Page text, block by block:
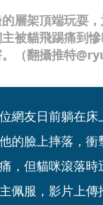
層架頂端玩耍
被貓飛踢痛到
（翻攝推特
網友日前躺在
的臉上摔落，
，但貓咪滾落
佩服，影片上